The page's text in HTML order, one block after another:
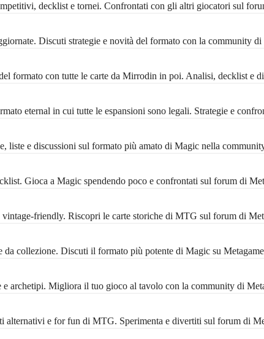
decklist e tornei. Confrontati con gli altri giocatori sul
Discuti strategie e novità del formato con la community di
formato con tutte le carte da Mirrodin in poi. Analisi, decklist e
eternal in cui tutte le espansioni sono legali. Strategie e
liste e discussioni sul formato più amato di Magic nella
Gioca a Magic spendendo poco e confrontati sul forum di
friendly. Riscopri le carte storiche di MTG sul forum di
collezione. Discuti il formato più potente di Magic su
archetipi. Migliora il tuo gioco al tavolo con la community di
e for fun di MTG. Sperimenta e divertiti sul forum di